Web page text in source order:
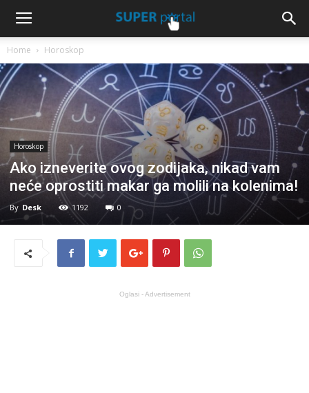
Home Horoskop
Horoskop
Ako izneverite ovog zodijaka, nikad vam
neće oprostiti makar ga molili na kolenima!
By Desk 1192 0
Oglasi - Advertisement